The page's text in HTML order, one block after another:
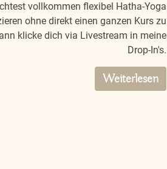
vollkommen flexibel Hatha-Yoga
ohne direkt einen ganzen Kurs zu
klicke dich via Livestream in meine
Drop-In's.
Weiterlesen